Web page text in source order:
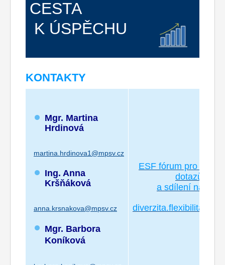
CESTA
K ÚSPĚCHU
KONTAKTY
Mgr. Martina
Hrdinová
martina.hrdinova1@mpsv.cz
Ing. Anna
Kršňáková
anna.krsnakova@mpsv.cz
Mgr. Barbora
Koníková
ESF fórum pro
dotazů
a sdílení názorů